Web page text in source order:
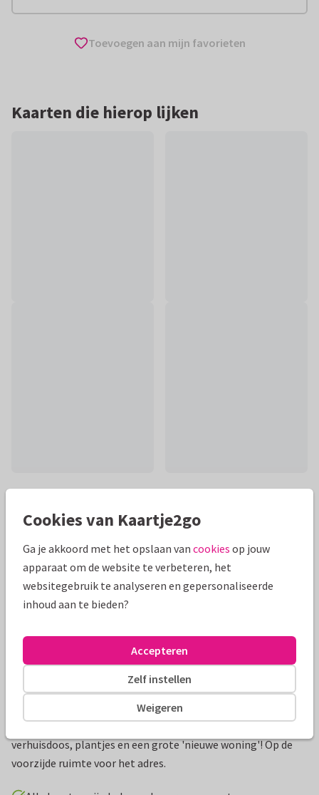
Toevoegen aan mijn favorieten
Kaarten die hierop lijken
Mooie extra's bij je kaart
Productinformatie
Hip verhuiskaartje voor een nieuwe woning, met een
verhuisdoos, plantjes en een grote 'nieuwe woning'! Op de
voorzijde ruimte voor het adres.
Cookies van Kaartje2go
Ga je akkoord met het opslaan van cookies op jouw
apparaat om de website te verbeteren, het
websitegebruik te analyseren en gepersonaliseerde
inhoud aan te bieden?
Weigeren
Zelf instellen
Accepteren